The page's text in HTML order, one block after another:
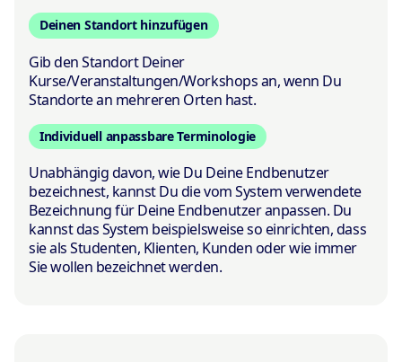
Deinen Standort hinzufügen
Gib den Standort Deiner
Kurse/Veranstaltungen/Workshops an, wenn Du
Standorte an mehreren Orten hast.
Individuell anpassbare Terminologie
Unabhängig davon, wie Du Deine Endbenutzer
bezeichnest, kannst Du die vom System verwendete
Bezeichnung für Deine Endbenutzer anpassen. Du
kannst das System beispielsweise so einrichten, dass
sie als Studenten, Klienten, Kunden oder wie immer
Sie wollen bezeichnet werden.